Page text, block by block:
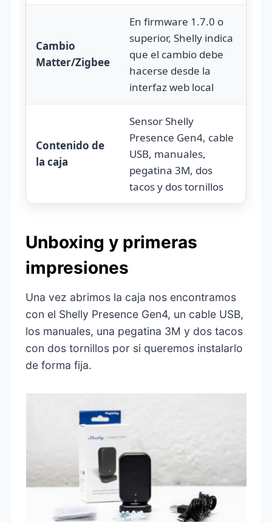
Cambio
Matter/Zigbee
En firmware 1.7.0 o
superior, Shelly indica
que el cambio debe
hacerse desde la
interfaz web local
Contenido de
la caja
Sensor Shelly
Presence Gen4, cable
USB, manuales,
pegatina 3M, dos
tacos y dos tornillos
Unboxing y primeras
impresiones
Una vez abrimos la caja nos encontramos
con el Shelly Presence Gen4, un cable USB,
los manuales, una pegatina 3M y dos tacos
con dos tornillos por si queremos instalarlo
de forma fija.